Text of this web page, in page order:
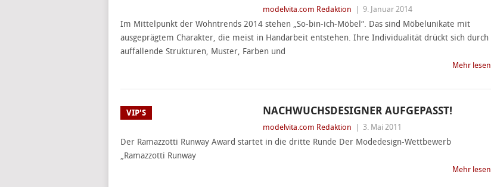
modelvita.com Redaktion 9. Januar 2014
Im Mittelpunkt der Wohntrends 2014 stehen „So-bin-ich-Möbel“. Das sind Möbelunikate mit
ausgeprägtem Charakter, die meist in Handarbeit entstehen. Ihre Individualität drückt sich durch
auffallende Strukturen, Muster, Farben und
Mehr lesen
VIP'S NACHWUCHSDESIGNER AUFGEPASST!
modelvita.com Redaktion 3. Mai 2011
Der Ramazzotti Runway Award startet in die dritte Runde Der Modedesign-Wettbewerb
„Ramazzotti Runway
Mehr lesen